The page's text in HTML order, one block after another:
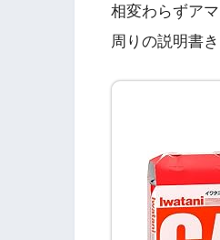
相変わらずア
周りの説明書